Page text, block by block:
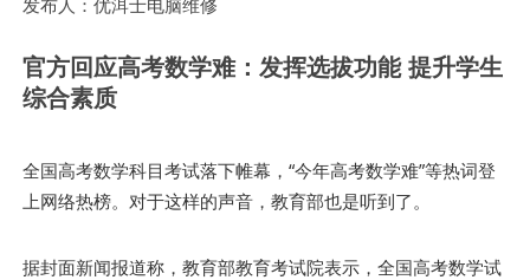
发布人：优洱士电脑维修
官方回应高考数学难：发挥选拔功能 提升学生
综合素质
全国高考数学科目考试落下帷幕，“今年高考数学难”等热词登
上网络热榜。对于这样的声音，教育部也是听到了。
据封面新闻报道称，教育部教育考试院表示，全国高考数学试